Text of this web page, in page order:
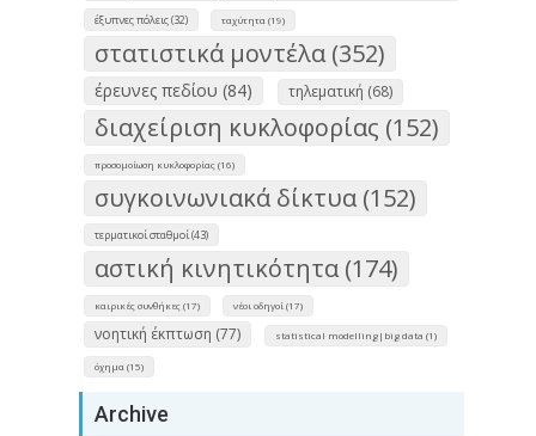
έξυπνες πόλεις (32) ταχύτητα (19)
στατιστικά μοντέλα (352)
έρευνες πεδίου (84) τηλεματική (68)
διαχείριση κυκλοφορίας (152)
προσομοίωση κυκλοφορίας (16)
συγκοινωνιακά δίκτυα (152)
τερματικοί σταθμοί (43)
αστική κινητικότητα (174)
καιρικές συνθήκες (17) νέοι οδηγοί (17)
νοητική έκπτωση (77) statistical modelling|big data (1)
όχημα (15)
Archive